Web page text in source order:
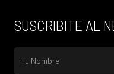
SUSCRIBITE AL